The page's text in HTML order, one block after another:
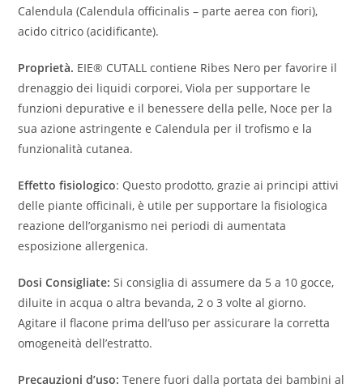
Calendula (Calendula officinalis – parte aerea con fiori),
acido citrico (acidificante).
Proprietà. EIE® CUTALL contiene Ribes Nero per favorire il
drenaggio dei liquidi corporei, Viola per supportare le
funzioni depurative e il benessere della pelle, Noce per la
sua azione astringente e Calendula per il trofismo e la
funzionalità cutanea.
Effetto fisiologico: Questo prodotto, grazie ai principi attivi
delle piante officinali, è utile per supportare la fisiologica
reazione dell’organismo nei periodi di aumentata
esposizione allergenica.
Dosi Consigliate: Si consiglia di assumere da 5 a 10 gocce,
diluite in acqua o altra bevanda, 2 o 3 volte al giorno.
Agitare il flacone prima dell’uso per assicurare la corretta
omogeneità dell’estratto.
Precauzioni d’uso: Tenere fuori dalla portata dei bambini al